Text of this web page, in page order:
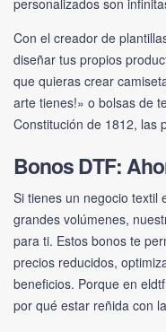
personalizados son
Con el creador de
diseñar tus propios
que quieras crear
arte tienes!» o bolsas de
Constitución de 1812, las
Bonos DTF:
Si tienes un negocio textil
grandes volúmenes,
para ti. Estos bonos te
precios reducidos,
beneficios. Porque en
por qué estar reñida con